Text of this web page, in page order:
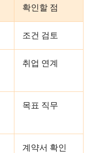
확인할 점
조건 검토
취업 연계
목표 직무
계약서 확인